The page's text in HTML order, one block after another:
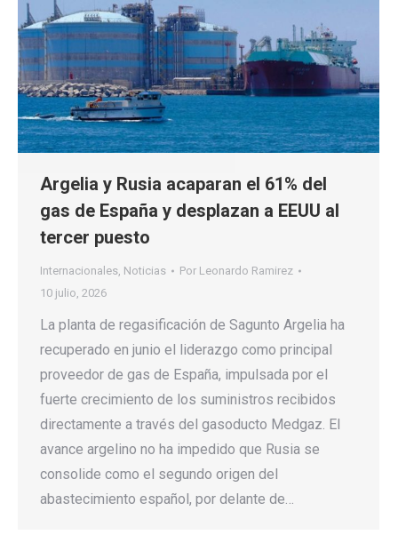
Argelia y Rusia acaparan el 61% del
gas de España y desplazan a EEUU al
tercer puesto
Internacionales, Noticias Por Leonardo Ramirez
10 julio, 2026
La planta de regasificación de Sagunto Argelia ha
recuperado en junio el liderazgo como principal
proveedor de gas de España, impulsada por el
fuerte crecimiento de los suministros recibidos
directamente a través del gasoducto Medgaz. El
avance argelino no ha impedido que Rusia se
consolide como el segundo origen del
abastecimiento español, por delante de…